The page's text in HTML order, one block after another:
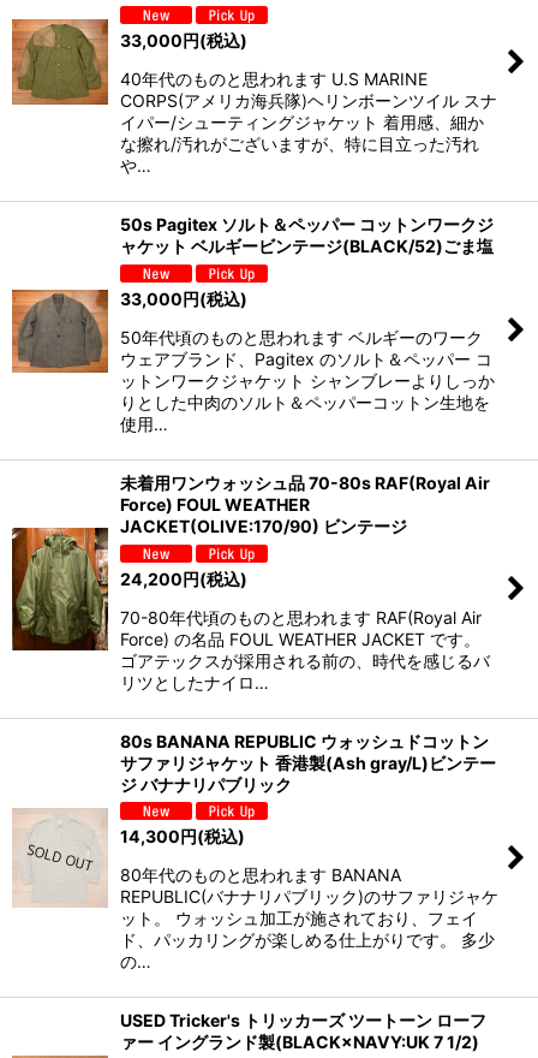
33,000円(税込)
40年代のものと思われます U.S MARINE
CORPS(アメリカ海兵隊)ヘリンボーンツイル スナ
イパー/シューティングジャケット 着用感、細か
な擦れ/汚れがございますが、特に目立った汚れ
や…
50s Pagitex ソルト＆ペッパー コットンワークジ
ャケット ベルギービンテージ(BLACK/52)ごま塩
33,000円(税込)
50年代頃のものと思われます ベルギーのワーク
ウェアブランド、Pagitex のソルト＆ペッパー コ
ットンワークジャケット シャンブレーよりしっか
りとした中肉のソルト＆ペッパーコットン生地を
使用…
未着用ワンウォッシュ品 70-80s RAF(Royal Air
Force) FOUL WEATHER
JACKET(OLIVE:170/90) ビンテージ
24,200円(税込)
70-80年代頃のものと思われます RAF(Royal Air
Force) の名品 FOUL WEATHER JACKET です。
ゴアテックスが採用される前の、時代を感じるバ
リツとしたナイロ…
80s BANANA REPUBLIC ウォッシュドコットン
サファリジャケット 香港製(Ash gray/L)ビンテー
ジ バナナリパブリック
14,300 円(税込)
80年代のものと思われます BANANA
REPUBLIC(バナナリパブリック)のサファリジャケ
ット。 ウォッシュ加工が施されており、フェイ
ド、パッカリングが楽しめる仕上がりです。 多少
の…
USED Tricker's トリッカーズ ツートーン ローフ
ァー イングランド製(BLACK×NAVY:UK 7 1/2)